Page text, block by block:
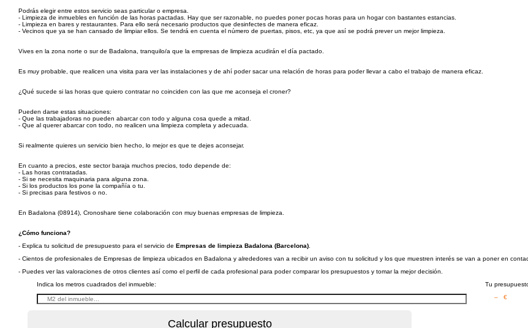
Podrás elegir entre estos servicio seas particular o empresa.
- Limpieza de inmuebles en función de las horas pactadas. Hay que ser razonable, no puedes poner pocas horas para un hogar con bastantes estancias.
- Limpieza en bares y restaurantes. Para ello será necesario productos que desinfectes de manera eficaz.
- Vecinos que ya se han cansado de limpiar ellos. Se tendrá en cuenta el número de puertas, pisos, etc, ya que así se podrá prever un mejor limpieza.
Vives en la zona norte o sur de Badalona, tranquilo/a que la empresas de limpieza acudirán el día pactado.
Es muy probable, que realicen una visita para ver las instalaciones y de ahí poder sacar una relación de horas para poder llevar a cabo el trabajo de manera eficaz.
¿Qué sucede si las horas que quiero contratar no coinciden con las que me aconseja el croner?
Pueden darse estas situaciones:
- Que las trabajadoras no pueden abarcar con todo y alguna cosa quede a mitad.
- Que al querer abarcar con todo, no realicen una limpieza completa y adecuada.
Si realmente quieres un servicio bien hecho, lo mejor es que te dejes aconsejar.
En cuanto a precios, este sector baraja muchos precios, todo depende de:
- Las horas contratadas.
- Si se necesita maquinaria para alguna zona.
- Si los productos los pone la compañía o tu.
- Si precisas para festivos o no.
En Badalona (08914), Cronoshare tiene colaboración con muy buenas empresas de limpieza.
¿Cómo funciona?
- Explica tu solicitud de presupuesto para el servicio de Empresas de limpieza Badalona (Barcelona)
- Cientos de profesionales de Empresas de limpieza ubicados en Badalona y alrededores van a recibir un aviso con tu solicitud y los que muestren interés se van a poner en
- Puedes ver las valoraciones de otros clientes así como el perfil de cada profesional para poder comparar los presupuestos y tomar la mejor decisión.
Indica los metros cuadrados del inmueble:
Tu
– €